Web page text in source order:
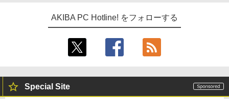
AKIBA PC Hotline! をフォローする
Special Site